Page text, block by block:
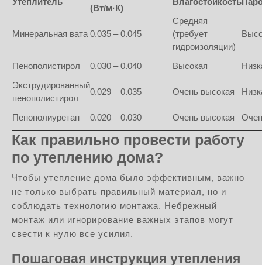
(Вт/м·К)
Минеральная вата 0.035 – 0.045
Средняя
(требует
гидроизоляции)
Пенополистирол 0.030 – 0.040 Высокая
Экструдированный
пенополистирол
0.029 – 0.035 Очень высокая
Пенополиуретан 0.020 – 0.030 Очень высокая
Как правильно провести работу
по утеплению дома?
Чтобы утепление дома было эффективным, важно
не только выбрать правильный материал, но и
соблюдать технологию монтажа. Небрежный
монтаж или игнорирование важных этапов могут
свести к нулю все усилия.
Пошаговая инструкция утепления